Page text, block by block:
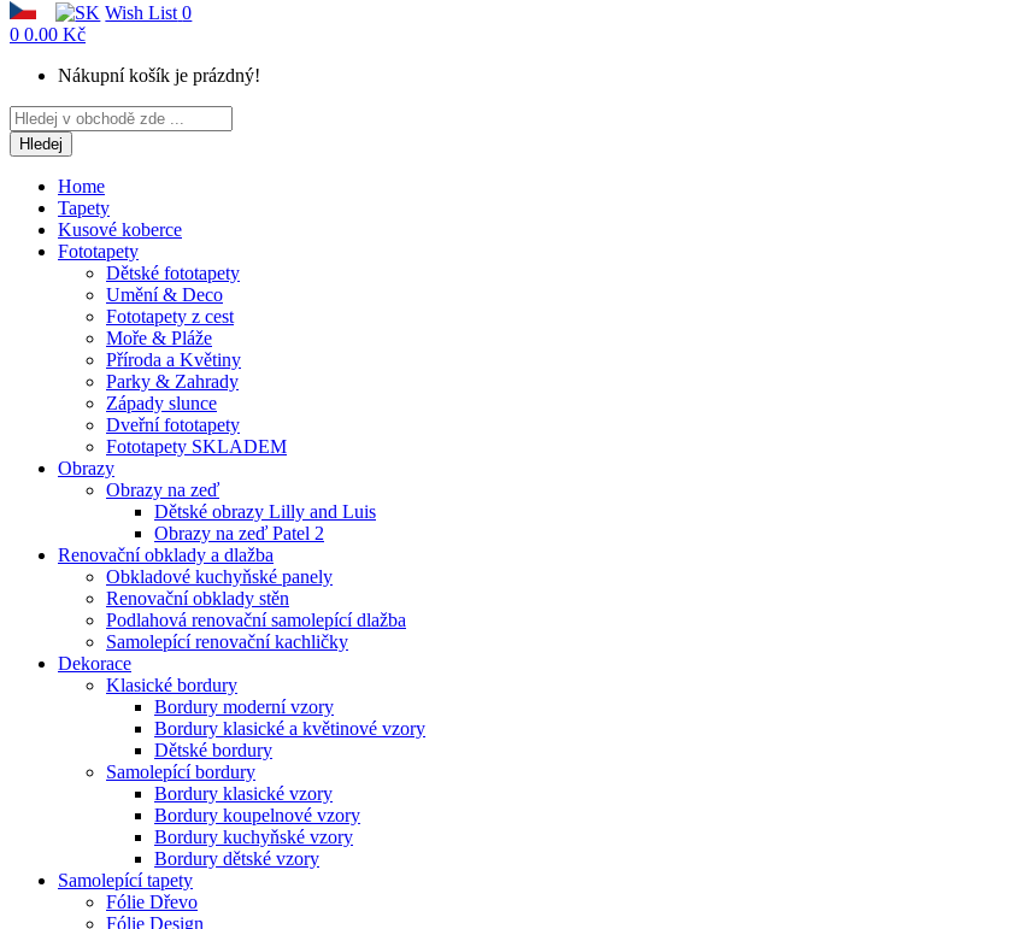
Wish List 0
0 0.00 Kč
Nákupní košík je prázdný!
Hledej
Home
Tapety
Kusové koberce
Fototapety
Dětské fototapety
Umění & Deco
Fototapety z cest
Moře & Pláže
Příroda a Květiny
Parky & Zahrady
Západy slunce
Dveřní fototapety
Fototapety SKLADEM
Obrazy
Obrazy na zeď
Dětské obrazy Lilly and Luis
Obrazy na zeď Patel 2
Renovační obklady a dlažba
Obkladové kuchyňské panely
Renovační obklady stěn
Podlahová renovační samolepící dlažba
Samolepící renovační kachličky
Dekorace
Klasické bordury
Bordury moderní vzory
Bordury klasické a květinové vzory
Dětské bordury
Samolepící bordury
Bordury klasické vzory
Bordury koupelnové vzory
Bordury kuchyňské vzory
Bordury dětské vzory
Samolepící tapety
Fólie Dřevo
Fólie Design